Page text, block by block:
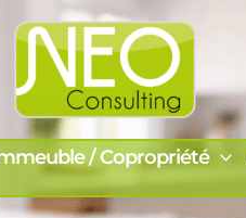
/ Copropriété